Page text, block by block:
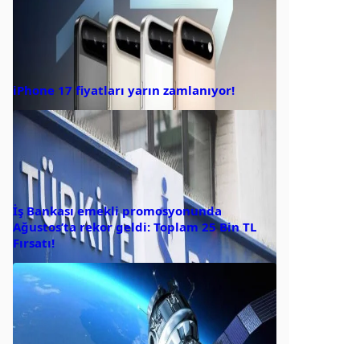
iPhone 17 fiyatları yarın zamlanıyor!
İş Bankası emekli promosyonunda
Ağustos’ta rekor geldi: Toplam 25 Bin TL
Fırsatı!